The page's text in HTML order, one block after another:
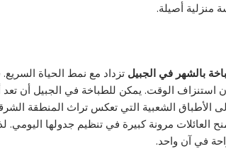
منزلية أصيلة.
بالشهر في الجبيل تزداد مع نمط الحياة السريع.
الوقت. يمكن للطباخة في الجبيل أن تعد
الأطباق الشعبية التي تعكس تراث المنطقة
العائلات مرونة كبيرة في تنظيم جدولها اليومي.
في آن واحد.